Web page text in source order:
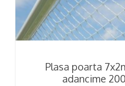
Plasa poarta
adancime